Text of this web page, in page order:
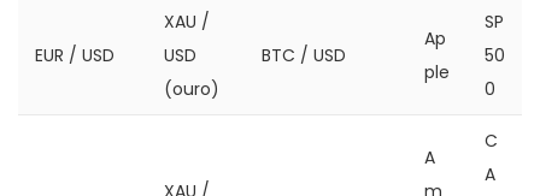
EUR / USD
XAU /
USD
(ouro)
BTC / USD
Ap
ple
SP
50
0
A
C
A